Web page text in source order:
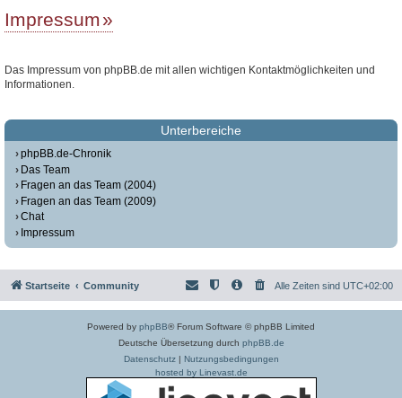
Impressum
Das Impressum von phpBB.de mit allen wichtigen Kontaktmöglichkeiten und
Informationen.
Unterbereiche
phpBB.de-Chronik
Das Team
Fragen an das Team (2004)
Fragen an das Team (2009)
Chat
Impressum
Startseite Community Alle Zeiten sind UTC+02:00
Powered by phpBB® Forum Software © phpBB Limited
Deutsche Übersetzung durch phpBB.de
Datenschutz| Nutzungsbedingungen
hosted by Linevast.de